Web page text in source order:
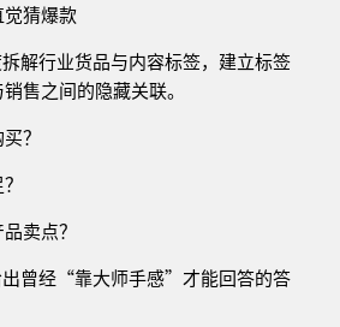
猜爆款
解行业货品与内容标签，建立标签
售之间的隐藏关联。
？
卖点？
出曾经“靠大师手感”才能回答的答